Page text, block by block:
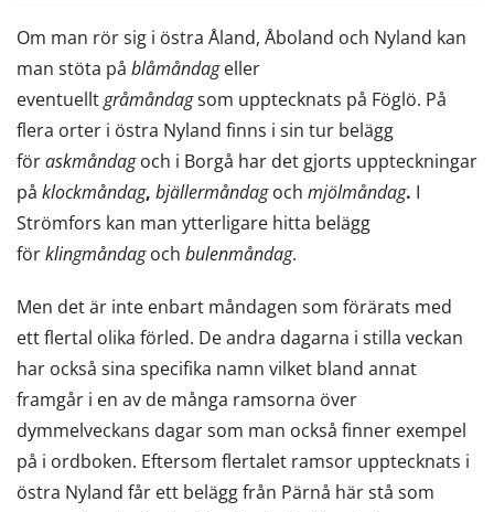
Om man rör sig i östra Åland, Åboland och Nyland kan
man stöta på blåmåndageller
eventuelltgråmåndagsom upptecknats på Föglö. På
flera orter i östra Nyland finns i sin tur belägg
föraskmåndagoch i Borgå har det gjorts uppteckningar
på klockmåndag, bjällermåndagoch mjölmåndag. I
Strömfors kan man ytterligare hitta belägg
förklingmåndagoch bulenmåndag.
Men det är inte enbart måndagen som förärats med
ett flertal olika förled. De andra dagarna i stilla veckan
har också sina specifika namn vilket bland annat
framgår i en av de många ramsorna över
dymmelveckans dagar som man också finner exempel
på i ordboken. Eftersom flertalet ramsor upptecknats i
östra Nyland får ett belägg från Pärnå här stå som